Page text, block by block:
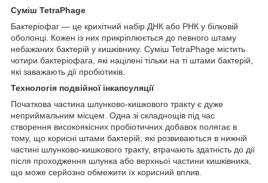
Суміш TetraPhage
Бактеріофаг — це крихітний набір ДНК або РНК у білковій
оболонці. Кожен із них прикріплюється до певного штаму
небажаних бактерій у кишківнику. Суміш TetraPhage містить
чотири бактеріофага, які націлені тільки на ті штами бактерій,
які заважають дії пробіотиків.
Технологія подвійної інкапсуляції
Початкова частина шлунково-кишкового тракту є дуже
неприймальним місцем. Одна зі складнощів під час
створення високоякісних пробіотичних добавок полягає в
тому, що корисні штами бактерій, які розвиваються в нижній
частині шлунково-кишкового тракту, втрачають здатність до дії
після проходження шлунка або верхньої частини кишківника,
що може серйозно обмежити їх корисний вплив.